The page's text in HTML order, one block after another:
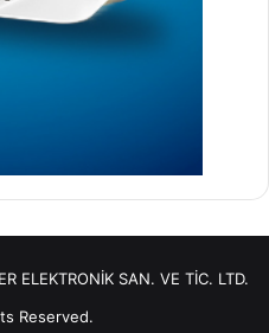
SAN. VE TİC. LTD.
Reserved.